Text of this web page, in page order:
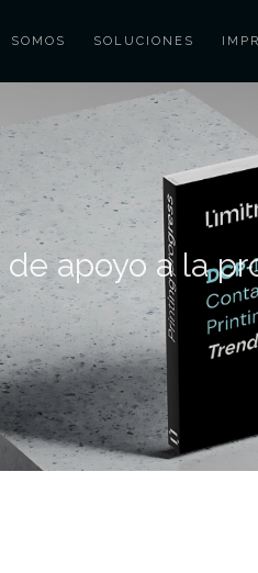
SOMOS SOLUCIONES
apoyo a la